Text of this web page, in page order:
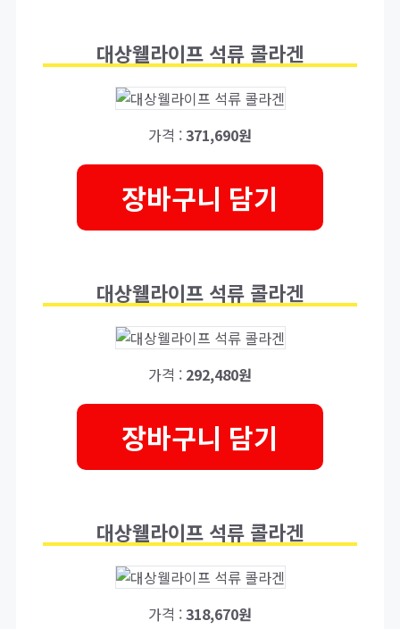
대상웰라이프 석류 콜라겐
가격 :371,690원
장바구니 담기
대상웰라이프 석류 콜라겐
가격 : 292,480원
장바구니 담기
대상웰라이프 석류 콜라겐
가격 :318,670원